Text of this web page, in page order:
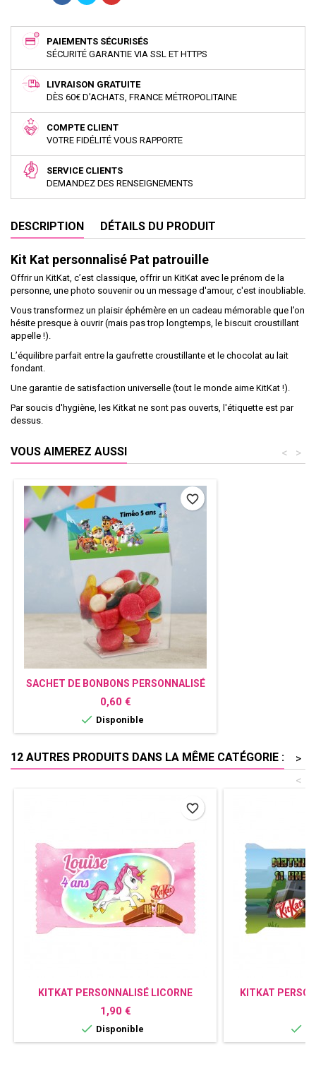
PAIEMENTS SÉCURISÉS
SÉCURITÉ GARANTIE VIA SSL ET HTTPS
LIVRAISON GRATUITE
DÈS 60€ D'ACHATS, FRANCE MÉTROPOLITAINE
COMPTE CLIENT
VOTRE FIDÉLITÉ VOUS RAPPORTE
SERVICE CLIENTS
DEMANDEZ DES RENSEIGNEMENTS
DESCRIPTION DÉTAILS DU PRODUIT
Kit Kat personnalisé Pat patrouille
Offrir un KitKat, c’est classique, offrir un KitKat avec le prénom de la
personne, une photo souvenir ou un message d'amour, c'est inoubliable.
Vous transformez un plaisir éphémère en un cadeau mémorable que l’on
hésite presque à ouvrir (mais pas trop longtemps, le biscuit croustillant
appelle !).
L’équilibre parfait entre la gaufrette croustillante et le chocolat au lait
fondant.
Une garantie de satisfaction universelle (tout le monde aime KitKat !).
Par soucis d'hygiène, les Kitkat ne sont pas ouverts, l'étiquette est par
dessus.
VOUS AIMEREZ AUSSI >
<
SACHET DE BONBONS PERSONNALISÉ
PAT PATROUILLE
Prix
0,60 €
 Disponible
favorite_border
12 AUTRES PRODUITS DANS LA MÊME CATÉGORIE :
>
<
KITKAT PERSONNALISÉ LICORNE
Prix
1,90 €
 Disponible
favorite_border
KITKAT
